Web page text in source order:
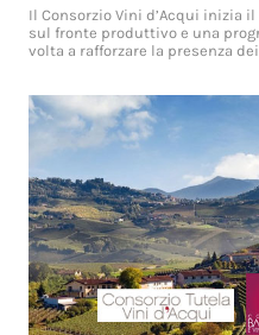
Il Consorzio Vini d’Acqui inizia
sul fronte produttivo e una
volta a rafforzare la presenza